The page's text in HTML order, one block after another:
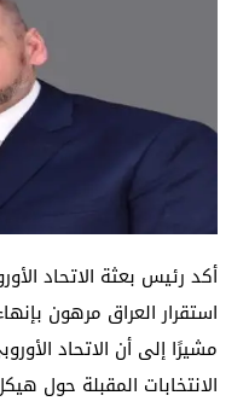
أكد رئيس بعثة الاتحاد
استقرار العراق مرهون
مشيرًا إلى أن الاتحاد
الانتخابات المقبلة حول